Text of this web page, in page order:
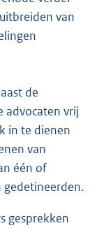
van
de
advocaten vrij
in te dienen
van
één of
gedetineerden.
gesprekken